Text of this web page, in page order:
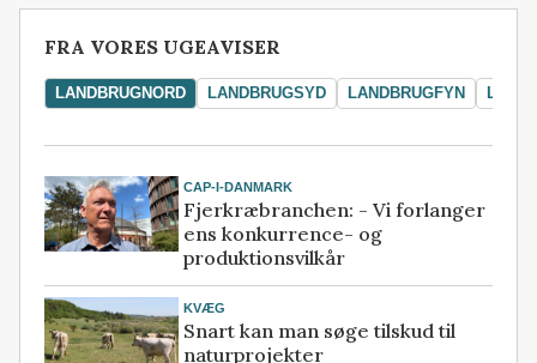
FRA VORES UGEAVISER
LANDBRUGNORD LANDBRUGSYD LANDBRUGFYN
CAP-I-DANMARK
Fjerkræbranchen: - Vi forlanger
ens konkurrence- og
produktionsvilkår
KVÆG
Snart kan man søge tilskud til
naturprojekter